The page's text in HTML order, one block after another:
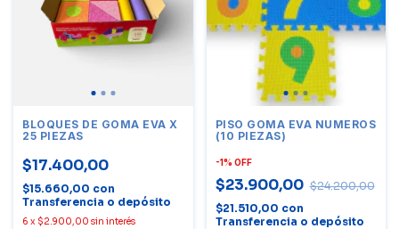
BLOQUES DE GOMA EVA X
25 PIEZAS
$17.400,00
$15.660,00 con
Transferencia o depósito
6 x $2.900,00 sin interés
PISO GOMA EVA NUMEROS
(10 PIEZAS)
-1% OFF
$23.900,00 $24.200,00
$21.510,00 con
Transferencia o depósito